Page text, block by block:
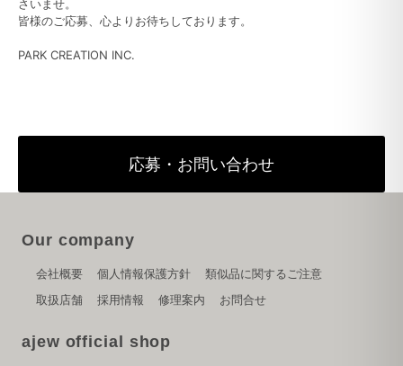
さいませ。
皆様のご応募、心よりお待ちしております。
PARK CREATION INC.
応募・お問い合わせ
Our company
会社概要 個人情報保護方針
類似品に関するご注意
取扱店舗
採用情報 修理案内 お問合せ
ajew official shop